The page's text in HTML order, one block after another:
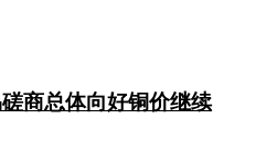
商总体向好铜价继续